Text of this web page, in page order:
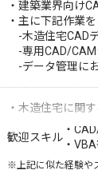
・建築業界向け
・主に下記作業
-木造住宅CAD
-専用CAD/CAM
-データ管理に
・木造住宅に関
歓迎スキル
・
・
※上記に似た経験や